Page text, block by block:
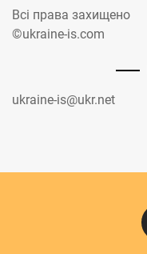
Всі права захищено
©ukraine-is.com
ukraine-is@ukr.net